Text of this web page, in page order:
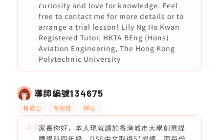
curiosity and love for knowledge. Feel
free to contact me for more details or to
arrange a trial lesson! Lily Ng Ho Kwan
Registered Tutor, HKTA BEng (Hons)
Aviation Engineering, The Hong Kong
Polytechnic University
導師編號134675
有愛心 有耐性 細心
家長你好，本人現就讀於香港城市大學創意媒